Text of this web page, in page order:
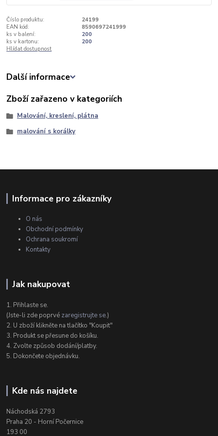
Číslo produktu:
24199
EAN kód:
8590697241999
ks v balení:
200
ks v kartonu:
200
Hlídat dostupnost
Další informace
Zboží zařazeno v kategoriích
Malování, kreslení, plátna
malování s korálky
Informace pro zákazníky
O nás
Obchodní podmínky
Ochrana soukromí
Kontakty
Jak nakupovat
1. Přihlaste se.
(Jste-li zde poprvé zaregistrujte se.)
2. U zboží klikněte na tlačítko "Koupit"
3. Produkt se přesune do košíku.
4. Zvolte způsob dodání/platby.
5. Dokončete objednávku.
Kde nás najdete
Náchodská 2793
Praha 20 - Horní Počernice
193 00